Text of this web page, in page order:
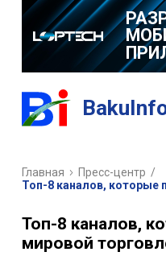
Главная Пресс-центр /
Топ-8 каналов, которые
Топ-8 каналов,
мировой